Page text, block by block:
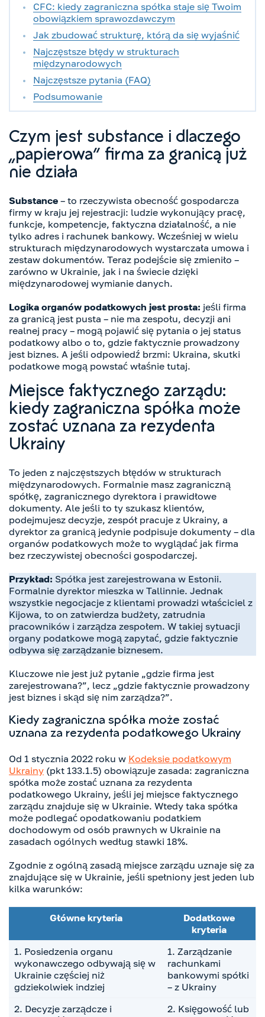
CFC: kiedy zagraniczna spółka staje się Twoim
obowiązkiem sprawozdawczym
Jak zbudować strukturę, którą da się wyjaśnić
Najczęstsze błędy w strukturach
międzynarodowych
Najczęstsze pytania (FAQ)
Podsumowanie
Czym jest substance i dlaczego
„papierowa” firma za granicą już
nie działa
Substance – to rzeczywista obecność gospodarcza
firmy w kraju jej rejestracji: ludzie wykonujący pracę,
funkcje, kompetencje, faktyczna działalność, a nie
tylko adres i rachunek bankowy. Wcześniej w wielu
strukturach międzynarodowych wystarczała umowa i
zestaw dokumentów. Teraz podejście się zmieniło –
zarówno w Ukrainie, jak i na świecie dzięki
międzynarodowej wymianie danych.
Logika organów podatkowych jest prosta: jeśli firma
za granicą jest pusta – nie ma zespołu, decyzji ani
realnej pracy – mogą pojawić się pytania o jej status
podatkowy albo o to, gdzie faktycznie prowadzony
jest biznes. A jeśli odpowiedź brzmi: Ukraina, skutki
podatkowe mogą powstać właśnie tutaj.
Miejsce faktycznego zarządu:
kiedy zagraniczna spółka może
zostać uznana za rezydenta
Ukrainy
To jeden z najczęstszych błędów w strukturach
międzynarodowych. Formalnie masz zagraniczną
spółkę, zagranicznego dyrektora i prawidłowe
dokumenty. Ale jeśli to ty szukasz klientów,
podejmujesz decyzje, zespół pracuje z Ukrainy, a
dyrektor za granicą jedynie podpisuje dokumenty – dla
organów podatkowych może to wyglądać jak firma
bez rzeczywistej obecności gospodarczej.
Przykład: Spółka jest zarejestrowana w Estonii.
Formalnie dyrektor mieszka w Tallinnie. Jednak
wszystkie negocjacje z klientami prowadzi właściciel z
Kijowa, to on zatwierdza budżety, zatrudnia
pracowników i zarządza zespołem. W takiej sytuacji
organy podatkowe mogą zapytać, gdzie faktycznie
odbywa się zarządzanie biznesem.
Kluczowe nie jest już pytanie „gdzie firma jest
zarejestrowana?”, lecz „gdzie faktycznie prowadzony
jest biznes i skąd się nim zarządza?”.
Kiedy zagraniczna spółka może zostać
uznana za rezydenta podatkowego Ukrainy
Od 1 stycznia 2022 roku w Kodeksie podatkowym
Ukrainy (pkt 133.1.5) obowiązuje zasada: zagraniczna
spółka może zostać uznana za rezydenta
podatkowego Ukrainy, jeśli jej miejsce faktycznego
zarządu znajduje się w Ukrainie. Wtedy taka spółka
może podlegać opodatkowaniu podatkiem
dochodowym od osób prawnych w Ukrainie na
zasadach ogólnych według stawki 18%.
Zgodnie z ogólną zasadą miejsce zarządu uznaje się za
znajdujące się w Ukrainie, jeśli spełniony jest jeden lub
kilka warunków:
Główne kryteria
Dodatkowe
kryteria
1. Posiedzenia organu
wykonawczego odbywają się w
Ukrainie częściej niż
gdziekolwiek indziej
1. Zarządzanie
rachunkami
bankowymi spółki
– z Ukrainy
2. Decyzje zarządcze i
2. Księgowość lub